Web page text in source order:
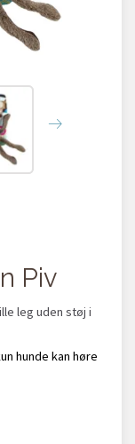
Piv
leg uden støj i
hunde kan høre